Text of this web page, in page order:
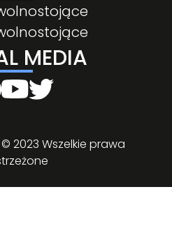
MEDIA
© 2023 Wszelkie prawa